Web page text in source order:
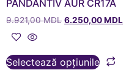
PANDANTIV AUR CR17A
9.921,00MDL 6.250,00MDL
Selectează opțiunile